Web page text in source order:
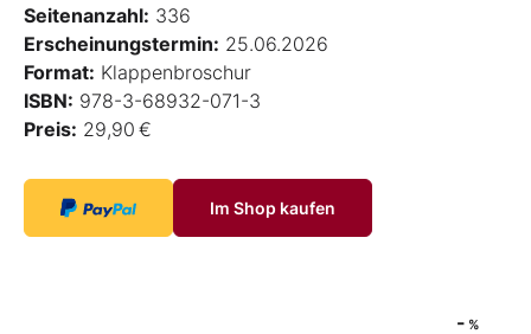
Seitenanzahl: 336
Erscheinungstermin: 25.06.2026
Format: Klappenbroschur
ISBN: 978-3-68932-071-3
Preis: 29,90 €
Im Shop kaufen
- %